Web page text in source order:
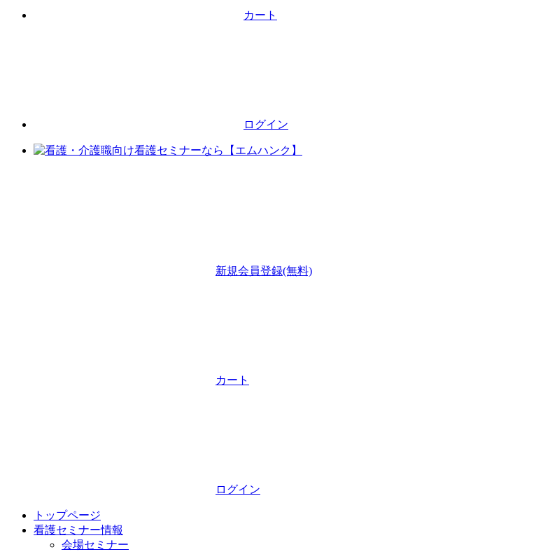
カート
ログイン
新規会員登録(無料)
カート
ログイン
トップページ
看護セミナー情報
会場セミナー